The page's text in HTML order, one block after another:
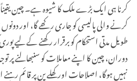
کرنا ہی ایک بڑے ملک کا شیوہ ہے۔ چین یقیناً
کرنے والی پالیسی کو جاری رکھے گا، اور
طویل مدتی استحکام کو برقرار رکھنے کے
دوران، چین کا اپنے معاملات کو سنبھالنے پر
نہیں ہوگا، اصلاحات اور کھلے پن پر قائم رہنے